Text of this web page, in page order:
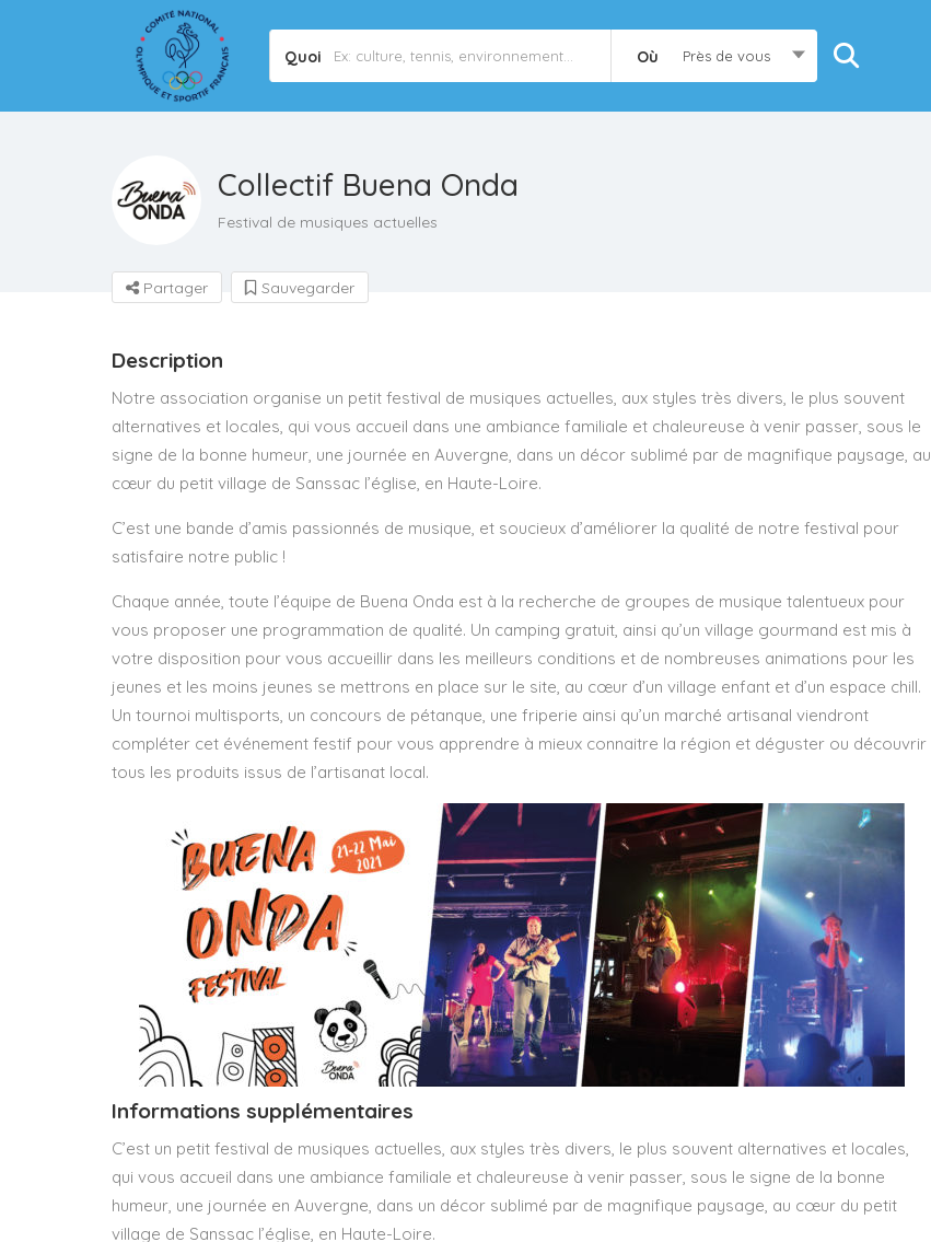
Quoi Où Près de vous
Collectif Buena Onda
Festival de musiques actuelles
Partager Sauvegarder
Description
Notre association organise un petit festival de musiques actuelles, aux styles très divers, le plus souvent
alternatives et locales, qui vous accueil dans une ambiance familiale et chaleureuse à venir passer, sous le
signe de la bonne humeur, une journée en Auvergne, dans un décor sublimé par de magnifique paysage, au
cœur du petit village de Sanssac l’église, en Haute-Loire.
C’est une bande d’amis passionnés de musique, et soucieux d’améliorer la qualité de notre festival pour
satisfaire notre public !
Chaque année, toute l’équipe de Buena Onda est à la recherche de groupes de musique talentueux pour
vous proposer une programmation de qualité. Un camping gratuit, ainsi qu’un village gourmand est mis à
votre disposition pour vous accueillir dans les meilleurs conditions et de nombreuses animations pour les
jeunes et les moins jeunes se mettrons en place sur le site, au cœur d’un village enfant et d’un espace chill.
Un tournoi multisports, un concours de pétanque, une friperie ainsi qu’un marché artisanal viendront
compléter cet événement festif pour vous apprendre à mieux connaitre la région et déguster ou découvrir
tous les produits issus de l’artisanat local.
Informations supplémentaires
C’est un petit festival de musiques actuelles, aux styles très divers, le plus souvent alternatives et locales,
qui vous accueil dans une ambiance familiale et chaleureuse à venir passer, sous le signe de la bonne
humeur, une journée en Auvergne, dans un décor sublimé par de magnifique paysage, au cœur du petit
village de Sanssac l’église, en Haute-Loire.